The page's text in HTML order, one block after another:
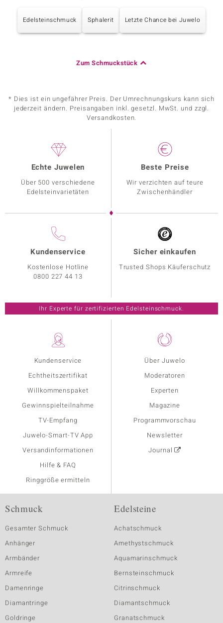
Edelsteinschmuck Sphalerit Letzte Chance bei Juwelo
Zum Schmuckstück
* Dies ist ein ungefährer Preis. Der Umrechnungskurs kann sich
jederzeit ändern. Preisangaben inkl. gesetzl. MwSt. und zzgl.
Versandkosten.
Kundenservice
Echtheitszertifikat
Willkommenspaket
Gewinnspielteilnahme
TV-Empfang
Juwelo-Smart-TV App
Versandinformationen
Hilfe & FAQ
Ringgröße ermitteln
Über Juwelo
Moderatoren
Experten
Magazine
Programmvorschau
Newsletter
Journal
Echte Juwelen
Über 500 verschiedene
Edelsteinvarietäten
Beste Preise
Wir verzichten auf teure
Zwischenhändler
Kundenservice
Kostenlose Hotline
0800 227 44 13
Sicher einkaufen
Trusted Shops Käuferschutz
Ihr Experte für zertifizierten Edelsteinschmuck.
Schmuck
Gesamter Schmuck
Anhänger
Armbänder
Armreife
Damenringe
Diamantringe
Goldringe
Edelsteine
Achatschmuck
Amethystschmuck
Aquamarinschmuck
Bernsteinschmuck
Citrinschmuck
Diamantschmuck
Granatschmuck